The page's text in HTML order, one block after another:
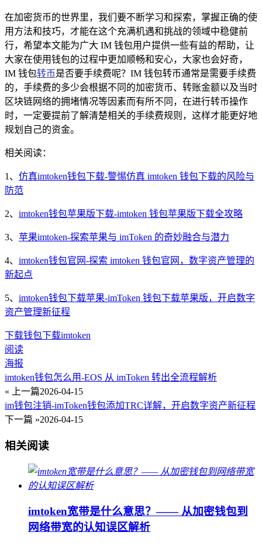
在加密货币的世界里，我们要不断学习和探索，掌握正确的使
用方法和技巧，才能在这个充满机遇和挑战的领域中稳健前
行，希望本文能为广大 IM 钱包用户提供一些有益的帮助，让
大家在使用钱包的过程中更加顺畅和安心，大家也会好奇，
IM 钱包转币是否要手续费呢？IM 钱包转币通常是需要手续费
的，手续费的多少会根据不同的加密货币、转账金额以及当时
区块链网络的拥堵情况等因素而有所不同，在进行转币操作
时，一定要提前了解清楚相关的手续费规则，这样才能更好地
规划自己的资金。
相关阅读：
1、 仿真imtoken钱包下载-警惕仿真 imtoken 钱包下载的风险与
防范
2、 imtoken钱包苹果版下载-imtoken 钱包苹果版下载全攻略
3、 苹果imtoken-探索苹果与 imToken 的奇妙融合与潜力
4、 imtoken钱包官网-探索 imtoken 钱包官网，数字资产管理的
新起点
5、 imtoken钱包下载苹果-imToken 钱包下载苹果版，开启数字
资产管理新征程
下载钱包下载imtoken
阅读
海报
imtoken钱包怎么用-EOS 从 imToken 转出全流程解析
« 上一篇2026-04-15
im钱包注销-imToken钱包添加TRC详解，开启数字资产新征程
下一篇 »2026-04-15
相关阅读
imtoken宽带是什么意思？—— 从加密钱包到
网络带宽的认知误区解析